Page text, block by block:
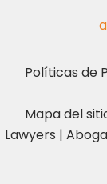
Políticas de
Mapa del
Lawyers |